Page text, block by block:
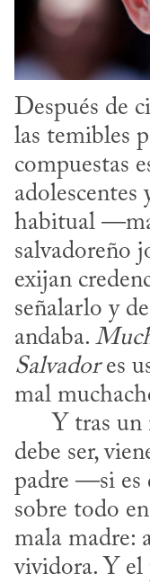
Después de
las temibles
compuestas
adolescentes
habitual
salvadoreño
exijan
señalarlo y
andaba.
Salvador es
mal
debe ser,
padre —si es
sobre todo
mala madre:
vividora. Y el